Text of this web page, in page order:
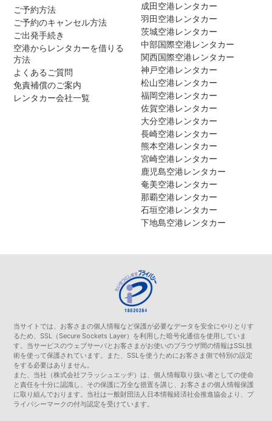
ご予約方法
ご予約のキャンセル方法
ご出発手続き
空港からレンタカーを借りる
方法
よくあるご質問
免責補償のご案内
レンタカー会社一覧
成田空港レンタカー
羽田空港レンタカー
茨城空港レンタカー
中部国際空港レンタカー
関西国際空港レンタカー
神戸空港レンタカー
松山空港レンタカー
福岡空港レンタカー
佐賀空港レンタカー
大分空港レンタカー
長崎空港レンタカー
熊本空港レンタカー
宮崎空港レンタカー
鹿児島空港レンタカー
奄美空港レンタカー
那覇空港レンタカー
石垣空港レンタカー
下地島空港レンタカー
当サイトでは、お客さまの個人情報など保護が必要なデータを安全にやりとりす
るため、SSL（Secure Sockets Layer）を利用した暗号化通信を使用していま
す。当サービスのウェブサーバとお客さまがお使いのブラウザ間の情報はSSL技
術を使って保護されています。また、SSLを使うためにお客さま側で特別の設定
をする必要はありません。
また、当社（株式会社フラッシュエッヂ）は、個人情報取り扱い者としての使命
と責任を十分に認識し、その保護に万全な措置を講じ、お客さまの個人情報保護
に取り組んでおります。当社は一般財団法人日本情報経済社会推進協会より、プ
ライバシーマークの付与認定を受けています。